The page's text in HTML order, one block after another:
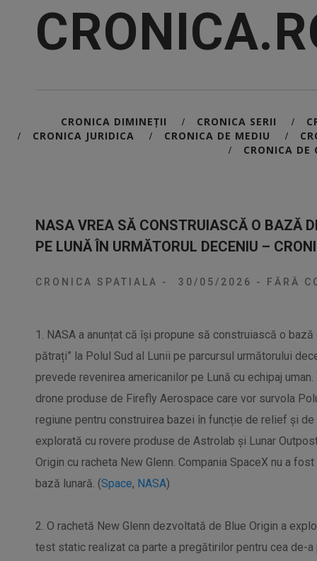
CRONICA DIMINEȚII / CRONICA SERII /
/ CRONICA JURIDICA / CRONICA DE MEDIU /
/ CRONICA DE
NASA VREA SĂ CONSTRUIASCĂ O BAZĂ
PE LUNĂ ÎN URMĂTORUL DECENIU –
CRONICA SPATIALA - 30/05/2026 - FĂRĂ
1. NASA a anunțat că își propune să construiască o
pătrați” la Polul Sud al Lunii pe parcursul următorului
prevede revenirea americanilor pe Lună cu echipaj
drone produse de Firefly Aerospace care vor survola
regiune pentru construirea bazei în funcție de relief și
explorată cu rovere produse de Astrolab și Lunar
Origin cu racheta New Glenn. Compania SpaceX nu a
bază lunară. (Space, NASA)
2. O rachetă New Glenn dezvoltată de Blue Origin a
test static realizat ca parte a pregătirilor pentru cea de-